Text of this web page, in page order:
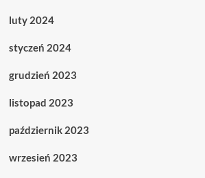
luty 2024
styczeń 2024
grudzień 2023
listopad 2023
październik 2023
wrzesień 2023